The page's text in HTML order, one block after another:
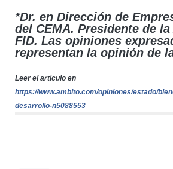
*Dr. en Dirección de
del CEMA. Presidente de
FID. Las opiniones
representan la opinión de
Leer el artículo en
https://www.ambito.com/opiniones/estado/
desarrollo-n5088553